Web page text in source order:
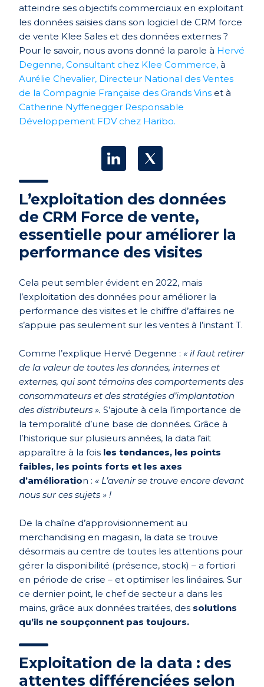
atteindre ses objectifs commerciaux en exploitant
les données saisies dans son logiciel de CRM force
de vente Klee Sales et des données externes ?
Pour le savoir, nous avons donné la parole à Hervé
Degenne, Consultant chez Klee Commerce, à
Aurélie Chevalier, Directeur National des Ventes
de la Compagnie Française des Grands Vins et à
Catherine Nyffenegger Responsable
Développement FDV chez Haribo.
L’exploitation des données
de CRM Force de vente,
essentielle pour améliorer la
performance des visites
Cela peut sembler évident en 2022, mais
l’exploitation des données pour améliorer la
performance des visites et le chiffre d’affaires ne
s’appuie pas seulement sur les ventes à l’instant T.
Comme l’explique Hervé Degenne : « il faut retirer
de la valeur de toutes les données, internes et
externes, qui sont témoins des comportements des
consommateurs et des stratégies d’implantation
des distributeurs ». S’ajoute à cela l’importance de
la temporalité d’une base de données. Grâce à
l’historique sur plusieurs années, la data fait
apparaître à la fois les tendances, les points
faibles, les points forts et les axes
d’amélioration : « L’avenir se trouve encore devant
nous sur ces sujets » !
De la chaîne d’approvisionnement au
merchandising en magasin, la data se trouve
désormais au centre de toutes les attentions pour
gérer la disponibilité (présence, stock) – a fortiori
en période de crise – et optimiser les linéaires. Sur
ce dernier point, le chef de secteur a dans les
mains, grâce aux données traitées, des solutions
qu’ils ne soupçonnent pas toujours.
Exploitation de la data : des
attentes différenciées selon